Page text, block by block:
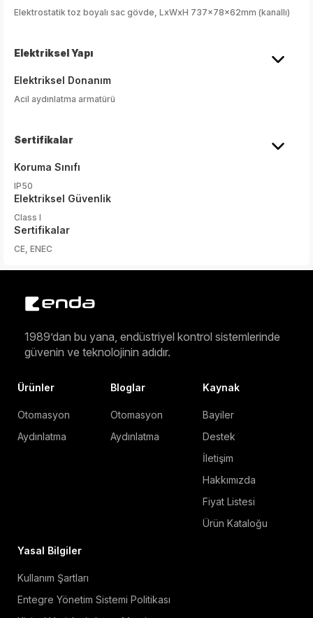
Elektrostatik toz boyalı sac gövde, LxWxH 737x78x62mm (kanallı)
Elektriksel Yapı
Elektriksel Donanım
Acil aydınlatma armatürü
Sertifikalar
Koruma Sınıfı
IP50
Elektriksel Güvenlik
Class I
Sertifikalar
CE, ENEC
1989’dan bu yana, endüstriyel kontrol sistemlerinde
güvenin ve teknolojinin adıdır.
Ürünler
Otomasyon
Aydınlatma
Bloglar
Otomasyon
Aydınlatma
Kaynak
Bayiler
Destek
İletişim
Hakkımızda
Fiyat Listesi
Ürün Kataloğu
Yasal Bilgiler
Kullanım Şartları
Entegre Yönetim Sistemi Politikası